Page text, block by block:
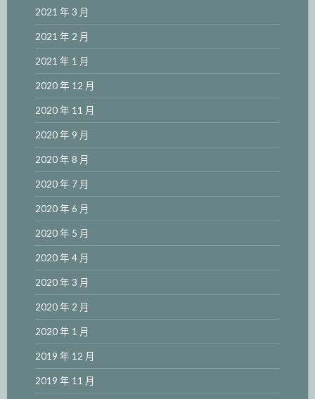
2021 年 3 月
2021 年 2 月
2021 年 1 月
2020 年 12 月
2020 年 11 月
2020 年 9 月
2020 年 8 月
2020 年 7 月
2020 年 6 月
2020 年 5 月
2020 年 4 月
2020 年 3 月
2020 年 2 月
2020 年 1 月
2019 年 12 月
2019 年 11 月